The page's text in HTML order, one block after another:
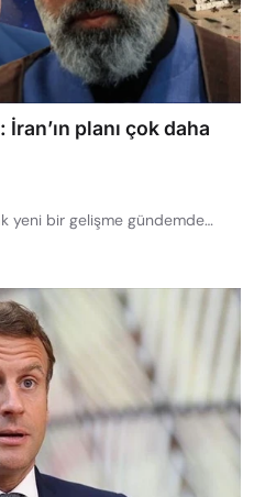
planı çok daha
yeni bir gelişme gündemde…